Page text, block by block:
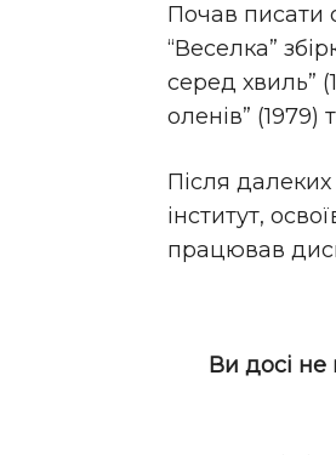
Почав писати
“Веселка”
серед хвиль”
оленів” (1979)
Після
інститут,
працював
Ви досі не